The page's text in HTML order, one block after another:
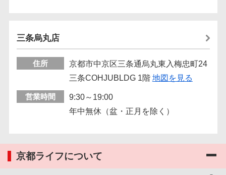
三条烏丸店
住所
京都市中京区三条通烏丸東入梅忠町24
三条COHJUBLDG 1階 地図を見る
営業時間
9:30～19:00
年中無休（盆・正月を除く）
京都ライフについて